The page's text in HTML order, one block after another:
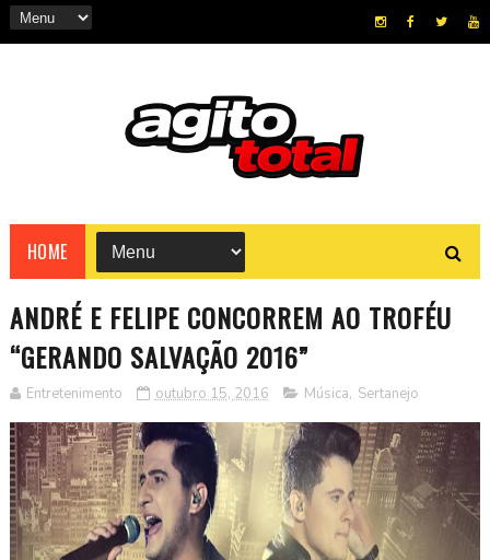
HOME
ANDRÉ E FELIPE CONCORREM AO TROFÉU
“GERANDO SALVAÇÃO 2016”
Entretenimento outubro 15, 2016 Música, Sertanejo